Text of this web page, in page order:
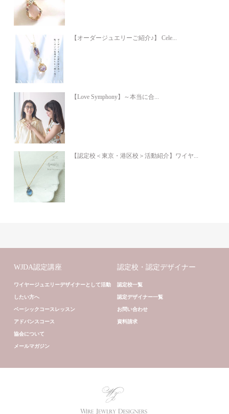
【オーダージュエリーご紹介♪】 Cele...
【Love Symphony】～本当に合...
【認定校＜東京・港区校＞活動紹介】ワイヤ...
WJDA認定講座
ワイヤージュエリーデザイナーとして活動
したい方へ
ベーシックコースレッスン
アドバンスコース
協会について
メールマガジン
認定校・認定デザイナー
認定校一覧
認定デザイナー一覧
お問い合わせ
資料請求